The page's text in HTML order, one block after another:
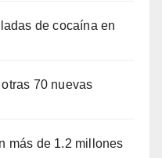
de cocaína en
70 nuevas
más de 1.2 millones